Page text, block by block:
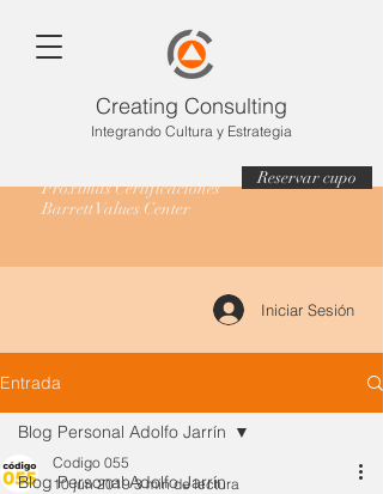
Creating Consulting
Integrando Cultura y Estrategia
Próximas Certificaciones
Barrett Values Center
Reservar cupo
Iniciar Sesión
Entrada
Blog Personal Adolfo Jarrín
Blog Personal Adolfo Jarrín
Codigo 055
10 jun 2019 3 min de lectura